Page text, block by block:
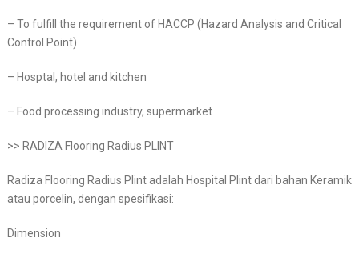
– To fulfill the requirement of HACCP (Hazard Analysis and Critical
Control Point)
– Hosptal, hotel and kitchen
– Food processing industry, supermarket
>> RADIZA Flooring Radius PLINT
Radiza Flooring Radius Plint adalah Hospital Plint dari bahan Keramik
atau porcelin, dengan spesifikasi:
Dimension